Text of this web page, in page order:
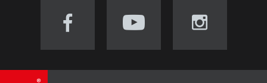
Visit
Visit
Visit